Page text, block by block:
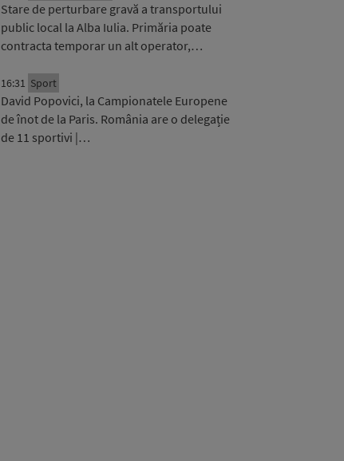
Stare de perturbare gravă a transportului
public local la Alba Iulia. Primăria poate
contracta temporar un alt operator,…
16:31 Sport
David Popovici, la Campionatele Europene
de înot de la Paris. România are o delegație
de 11 sportivi |…